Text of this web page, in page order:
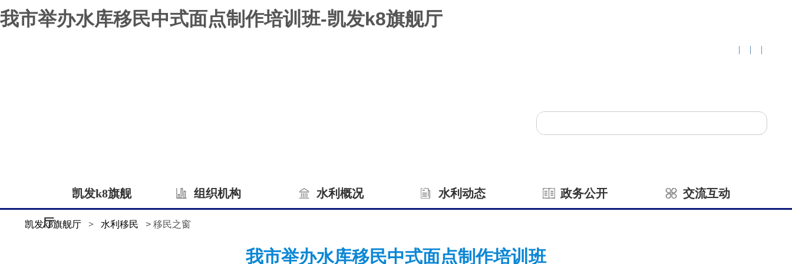
我市举办水库移民中式面点制作培训班-凯发k8旗舰厅
| | |
凯发k8旗舰
厅
组织机构 水利概况 水利动态 政务公开 交流互动
凯发k8旗舰厅 > 水利移民 > 移民之窗
我市举办水库移民中式面点制作培训班